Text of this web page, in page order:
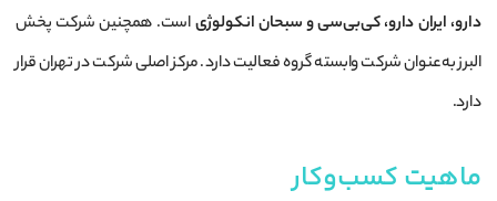
دارو، ایران دارو، کی‌بی‌سی و سبحان انکولوژیاست. همچنین شرکت پخش
البرز به‌عنوان شرکت وابسته گروه فعالیت دارد. مرکز اصلی شرکت در تهران قرار
دارد.
ماهیت کسب‌وکار